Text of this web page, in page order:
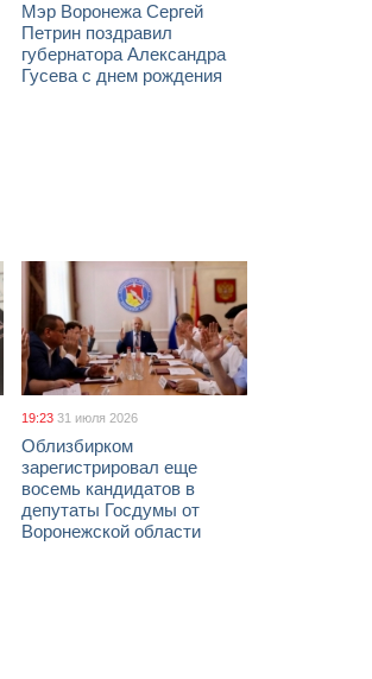
Мэр Воронежа Сергей
Петрин поздравил
губернатора Александра
Гусева с днем рождения
19:23 31 июля 2026
Облизбирком
зарегистрировал еще
восемь кандидатов в
депутаты Госдумы от
Воронежской области